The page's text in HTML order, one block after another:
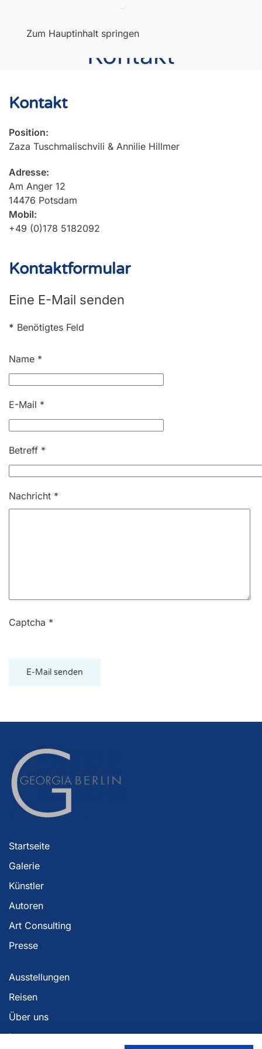
Zum Hauptinhalt springen
Kontakt
Kontakt
Position:
Zaza Tuschmalischvili & Annilie Hillmer
Adresse:
Am Anger 12
14476 Potsdam
Mobil:
+49 (0)178 5182092
Kontaktformular
Eine E-Mail senden
* Benötigtes Feld
Name *
E-Mail *
Betreff *
Nachricht *
Captcha *
E-Mail senden
Startseite
Galerie
Künstler
Autoren
Art Consulting
Presse
Ausstellungen
Reisen
Über uns
Impressum